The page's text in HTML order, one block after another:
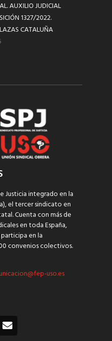
AUXILIO JUDICIAL
1327/2022.
CATALUÑA
Justicia integrado en la
el tercer sindicato en
Cuenta con más de
en toda España,
en la
convenios colectivos.
uso.es